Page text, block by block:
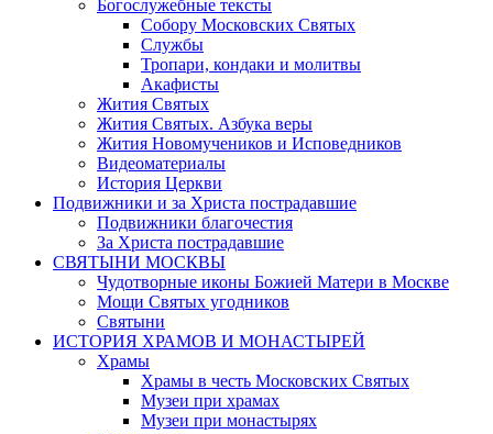
Богослужебные тексты
Собору Московских Святых
Службы
Тропари, кондаки и молитвы
Акафисты
Жития Святых
Жития Святых. Азбука веры
Жития Новомучеников и Исповедников
Видеоматериалы
История Церкви
Подвижники и за Христа пострадавшие
Подвижники благочестия
За Христа пострадавшие
СВЯТЫНИ МОСКВЫ
Чудотворные иконы Божией Матери в Москве
Мощи Святых угодников
Святыни
ИСТОРИЯ ХРАМОВ И МОНАСТЫРЕЙ
Храмы
Храмы в честь Московских Святых
Музеи при храмах
Музеи при монастырях